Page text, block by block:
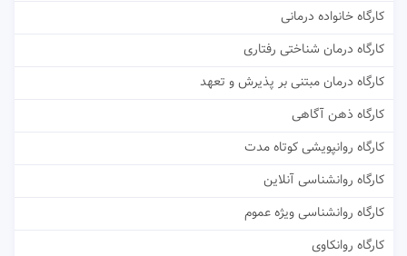
کارگاه خانواده درمانی
کارگاه درمان شناختی رفتاری
کارگاه درمان مبتنی بر پذیرش و تعهد
کارگاه ذهن آگاهی
کارگاه روانپویشی کوتاه مدت
کارگاه روانشناسی آنلاین
کارگاه روانشناسی ویژه عموم
کارگاه روانکاوی